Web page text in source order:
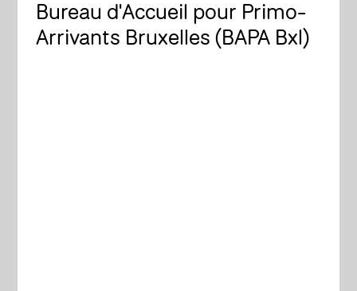
Bureau d'Accueil pour Primo-
Arrivants Bruxelles (BAPA Bxl)